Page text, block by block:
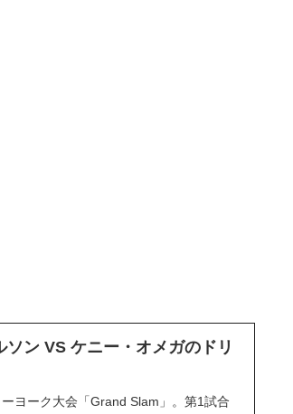
ソン VS ケニー・オメガのドリ
ヨーク大会「Grand Slam」。第1試合